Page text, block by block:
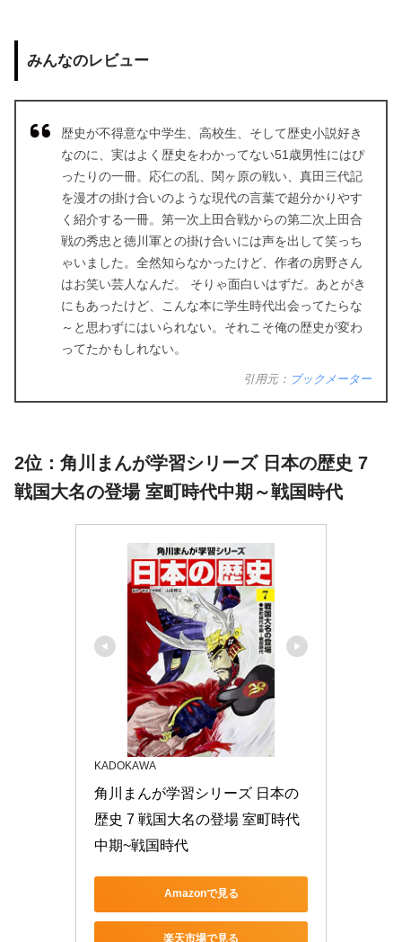
みんなのレビュー
歴史が不得意な中学生、高校生、そして歴史小説好き
なのに、実はよく歴史をわかってない51歳男性にはぴ
ったりの一冊。応仁の乱、関ヶ原の戦い、真田三代記
を漫才の掛け合いのような現代の言葉で超分かりやす
く紹介する一冊。第一次上田合戦からの第二次上田合
戦の秀忠と徳川軍との掛け合いには声を出して笑っち
ゃいました。全然知らなかったけど、作者の房野さん
はお笑い芸人なんだ。 そりゃ面白いはずだ。あとがき
にもあったけど、こんな本に学生時代出会ってたらな
～と思わずにはいられない。それこそ俺の歴史が変わ
ってたかもしれない。
引用元： ブックメーター
2位：角川まんが学習シリーズ 日本の歴史 7
戦国大名の登場 室町時代中期～戦国時代
KADOKAWA
角川まんが学習シリーズ 日本の
歴史 7 戦国大名の登場 室町時代
中期~戦国時代
Amazonで見る
楽天市場で見る